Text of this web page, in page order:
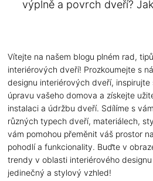
výplně a povrch dveří?
Vítejte na našem blogu plném rad,
interiérových dveří! Prozkoumejte s
designu interiérových dveří, inspirujte
úpravu vašeho domova a získejte
instalaci a údržbu dveří. Sdílíme s
různých typech dveří, materiálech,
vám pomohou přeměnit váš prostor
pohodlí a funkcionality. Buďte v
trendy v oblasti interiérového
jedinečný a stylový vzhled!